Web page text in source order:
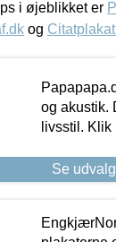
i øjeblikket er
og
og akustik.
livsstil.
Se